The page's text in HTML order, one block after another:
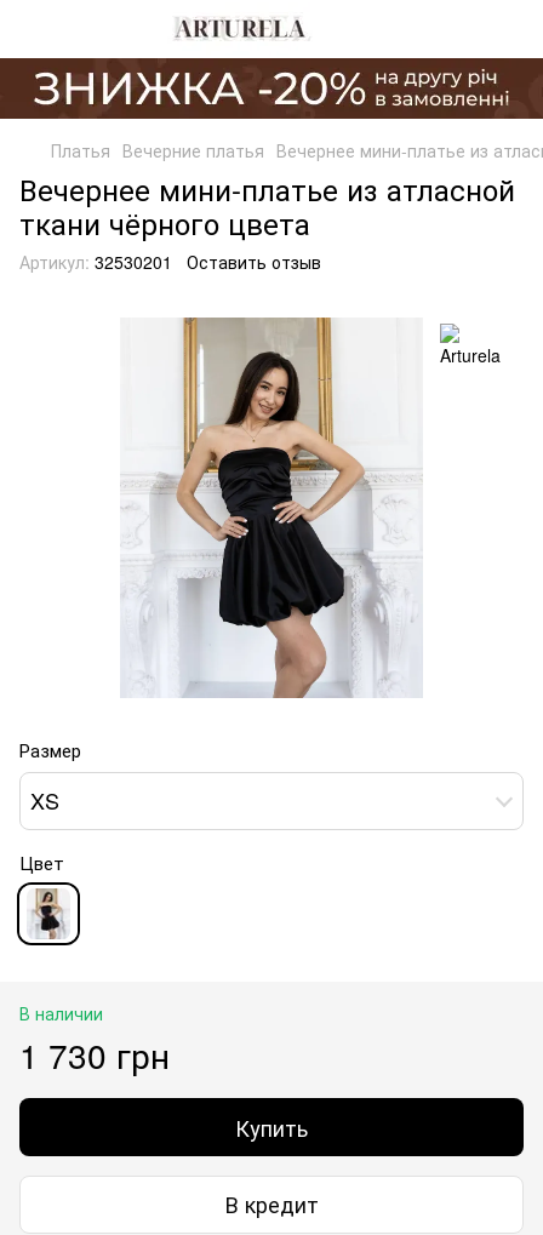
Платья Вечерние платья Вечернее мини-платье из
Вечернее мини-платье из атласной
ткани чёрного цвета
Артикул: 32530201 Оставить отзыв
Размер
XS
Цвет
В наличии
1 730 грн
Купить
В кредит